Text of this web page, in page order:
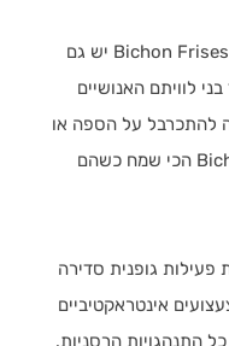
למרות רמות האנרגיה הגבוהות שלהם, ל-Bichon Frises יש גם
לוויתם האנושיים
להתכרבל על הספה או
לשחק אחזור בחצר האחורית, Bichon Frises הכי שמח כשהם
פעילות גופנית סדירה
אינטראקטיביים
התנהגויות הרסניות.